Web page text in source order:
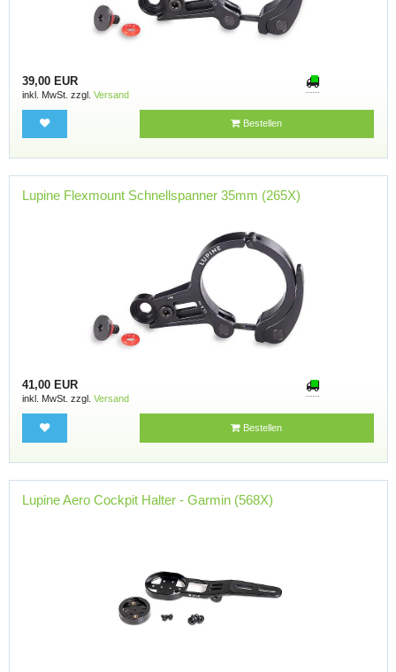
39,00 EUR
inkl. MwSt. zzgl. Versand
Bestellen
Lupine Flexmount Schnellspanner 35mm (265X)
41,00 EUR
inkl. MwSt. zzgl. Versand
Bestellen
Lupine Aero Cockpit Halter - Garmin (568X)